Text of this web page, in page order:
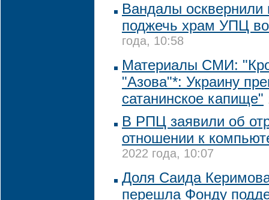
Вандалы осквернили
поджечь храм УПЦ
года, 10:58
Материалы СМИ:
"Азова"*: Украину
сатанинское капище"
В РПЦ заявили об
отношении к
2022 года, 10:07
Доля Саида
перешла Фонду